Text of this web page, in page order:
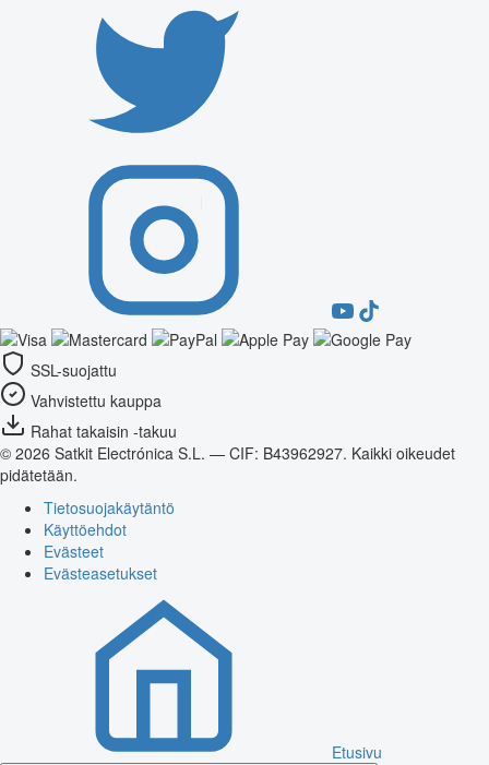
SSL-suojattu
Vahvistettu kauppa
Rahat takaisin -takuu
© 2026 Satkit Electrónica S.L. — CIF: B43962927. Kaikki oikeudet
pidätetään.
Tietosuojakäytäntö
Käyttöehdot
Evästeet
Evästeasetukset
Etusivu